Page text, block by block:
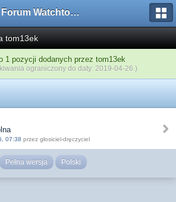
Forum Watchtower
tom13ek
1 pozycji dodanych przez tom13ek
ograniczony do daty: 2019-04-26 )
07:38 przez głosiciel-dręczyciel
Pełna wersja Polski